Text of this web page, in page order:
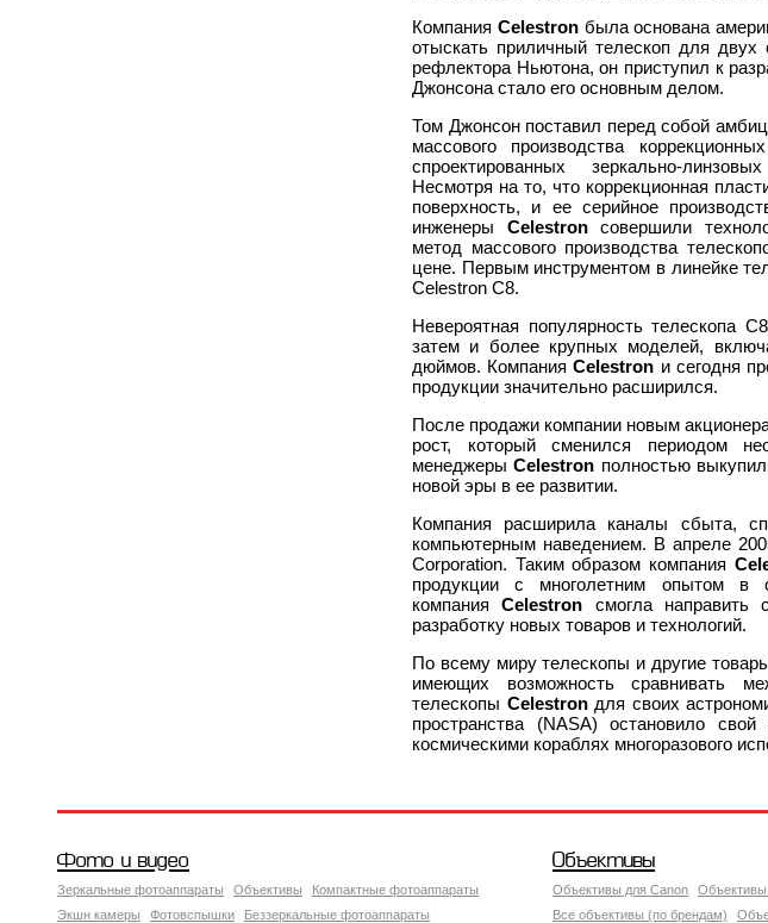
Компания Celestronбыла основана
отыскать приличный телескоп для
рефлектора Ньютона, он приступил к
Джонсона стало его основным делом.
Том Джонсон поставил перед собой
массового производства
спроектированных зеркально-
Несмотря на то, что коррекционная
поверхность, и ее серийное
инженеры Celestronсовершили
метод массового производства
цене. Первым инструментом в линейке
Celestron C8.
Невероятная популярность телескопа
затем и более крупных моделей,
дюймов. КомпанияCelestron и сегодня
продукции значительно расширился.
После продажи компании новым
рост, который сменился периодом
менеджерыCelestron полностью
новой эры в ее развитии.
Компания расширила каналы сбыта,
компьютерным наведением. В апреле
Corporation. Таким образом компания
продукции с многолетним опытом в
компанияCelestron смогла направить
разработку новых товаров и технологий.
По всему миру телескопы и другие
имеющих возможность сравнивать
телескопы Celestronдля своих
пространства (NASA) остановило
космическими кораблях многоразового
Фото и видео
Зеркальные фотоаппараты Объективы
Компактные фотоаппараты
Экшн камеры
Фотовспышки
Беззеркальные фотоаппараты
Объективы
Объективы для Canon Объективы
Все объективы (по брендам)